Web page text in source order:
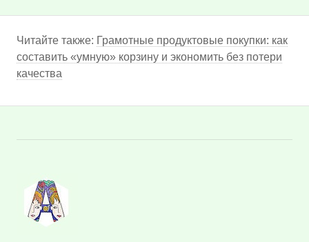
Читайте также: Грамотные продуктовые покупки: как
составить «умную» корзину и экономить без потери
качества